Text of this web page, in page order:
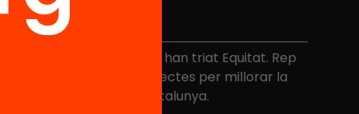
No et perdis res
Més de 40.000 persones ja han triat Equitat. Rep
iniciatives, propostes i projectes per millorar la
qualitat de l'educació a Catalunya.